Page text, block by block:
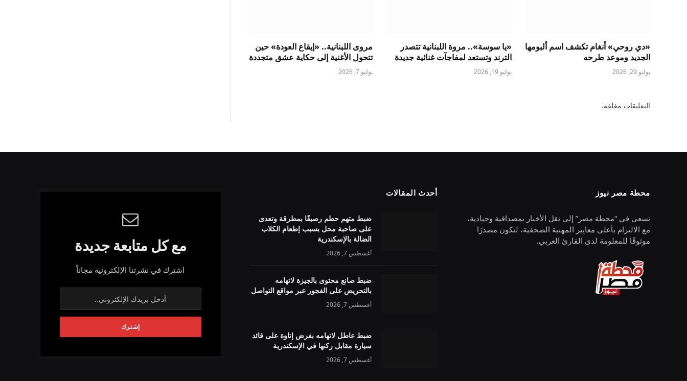
«دي روحي» أنغام تكشف اسم ألبومها
الجديد وموعد طرحه
يوليو 29, 2026
«يا سوسة».. مروة اللبنانية تتصدر
الترند وتستعد لمفاجآت غنائية جديدة
يوليو 19, 2026
مروى اللبنانية.. «إيقاع العودة» حين
تتحول الأغنية إلى حكاية عشق متجددة
يوليو 7, 2026
التعليقات مغلقة.
محطة مصر نيوز
نسعى في “محطة مصر” إلى نقل الأخبار بمصداقية وحيادية،
مع الالتزام بأعلى معايير المهنية الصحفية، لنكون مصدرًا
موثوقًا للمعلومة لدى القارئ العربي.
أحدث المقالات
ضبط متهم حطم رصيفًا بمطرقة وتعدى
على صاحبة محل بسبب إطعام الكلاب
الضالة بالإسكندرية
أغسطس 7, 2026
ضبط صانع محتوى بالجيزة لاتهامه
بالتحريض على الفجور عبر مواقع التواصل
أغسطس 7, 2026
ضبط عاطل لاتهامه بفرض إتاوة على قائد
سيارة مقابل ركنها في الإسكندرية
أغسطس 7, 2026
مع كل متابعة جديدة
اشترك في نشرتنا الإلكترونية مجاناً